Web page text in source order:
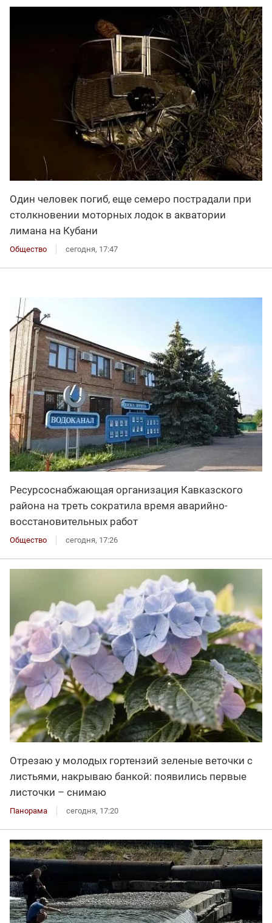
Один человек погиб, еще семеро пострадали при
столкновении моторных лодок в акватории
лимана на Кубани
Общество сегодня, 17:47
Ресурсоснабжающая организация Кавказского
района на треть сократила время аварийно-
восстановительных работ
Общество сегодня, 17:26
Отрезаю у молодых гортензий зеленые веточки с
листьями, накрываю банкой: появились первые
листочки – снимаю
Панорама сегодня, 17:20